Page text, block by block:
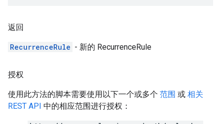
返回
RecurrenceRule - 新的 RecurrenceRule
授权
使用此方法的脚本需要使用以下一个或多个 范围 或 相关
REST API 中的相应范围进行授权：